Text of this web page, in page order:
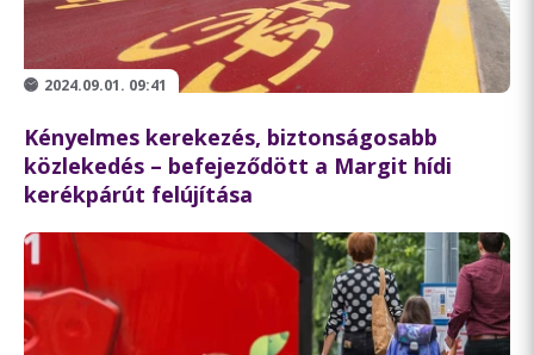
2024.09.01. 09:41
Kényelmes kerekezés, biztonságosabb
közlekedés – befejeződött a Margit hídi
kerékpárút felújítása